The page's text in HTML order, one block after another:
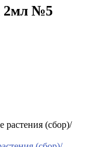
2мл №5